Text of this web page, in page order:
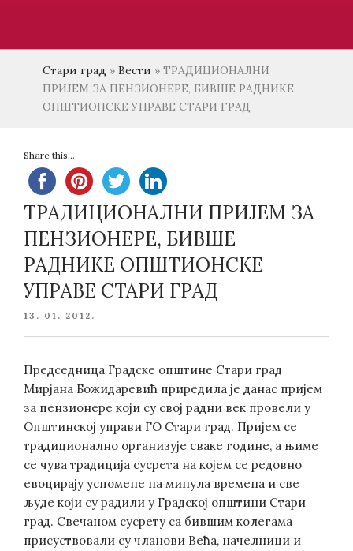
Стари град » Вести » ТРАДИЦИОНАЛНИ
ПРИЈЕМ ЗА ПЕНЗИОНЕРЕ, БИВШЕ РАДНИКЕ
ОПШТИОНСКЕ УПРАВЕ СТАРИ ГРАД
Share this...
ТРАДИЦИОНАЛНИ ПРИЈЕМ ЗА
ПЕНЗИОНЕРЕ, БИВШЕ
РАДНИКЕ ОПШТИОНСКЕ
УПРАВЕ СТАРИ ГРАД
POSTED
13. 01. 2012.
Председница Градске општине Стари град
Mирјана Божидаревић приредила је данас пријем
за пензионере који су свој радни век провели у
Oпштинској управи ГО Стари град. Пријем се
традиционално организује сваке године, а њиме
се чува традиција сусрета на којем се редовно
евоцирају успомене на минула времена и све
људе који су радили у Градској општини Стари
град. Свечаном сусрету са бившим колегама
присуствовали су чланови Већа, начелници и